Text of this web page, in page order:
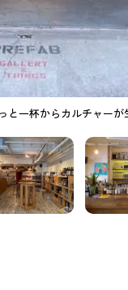
一杯からカルチャーが